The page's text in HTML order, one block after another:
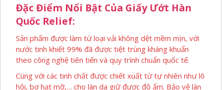
Đặc Điểm Nổi Bật Của Giấy Ướt Hàn
Quốc Relief:
Sản phẩm được làm từ loại vải không dệt mềm mịn, với
nước tinh khiết 99% đã được tiệt trùng kháng khuẩn
theo công nghệ tiên tiến và quy trình chuẩn quốc tế.
Cùng với các tinh chất được chiết xuất từ tự nhiên như lô
hội, bơ hạt mỡ,… cho làn da giữ được độ ẩm. Bảo vệ làn